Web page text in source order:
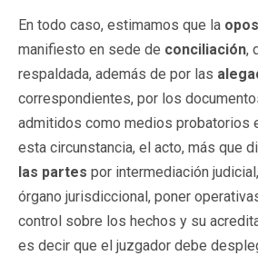
En todo caso, estimamos que la
manifiesto en sede de conciliación,
respaldada, además de por las
correspondientes, por los
admitidos como medios probatorios
esta circunstancia, el acto, más que
las partes por intermediación
órgano jurisdiccional, poner
control sobre los hechos y su
es decir que el juzgador debe